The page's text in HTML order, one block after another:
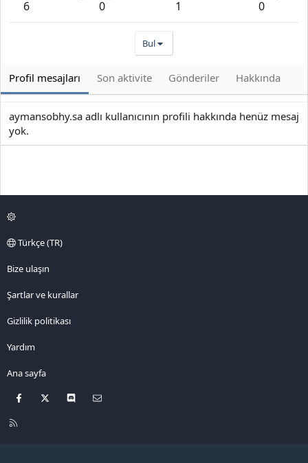
6 0 1 0
Bul
Profil mesajları Son aktivite Gönderiler Hakkında
aymansobhy.sa adlı kullanıcının profili hakkında henüz mesaj
yok.
Türkçe (TR)
Bize ulaşın
Şartlar ve kurallar
Gizlilik politikası
Yardım
Ana sayfa
Facebook Discord
R